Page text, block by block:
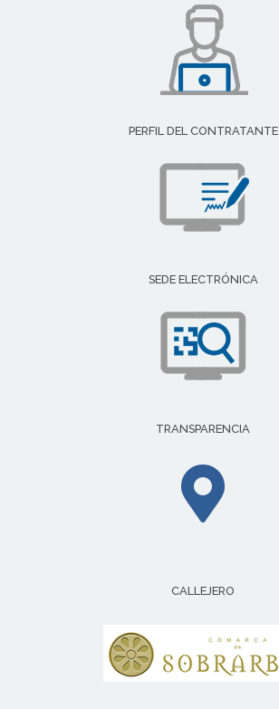
PERFIL DEL CONTRATANTE
SEDE ELECTRÓNICA
TRANSPARENCIA
CALLEJERO